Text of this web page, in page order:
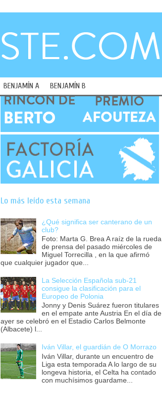
BENJAMÍN A BENJAMÍN B
Lo más leído esta semana
¿Qué significa ser canterano de un
club?
Foto: Marta G. Brea A raíz de la rueda
de prensa del pasado miércoles de
Miguel Torrecilla , en la que afirmó
que cualquier jugador que...
La Selección Española sub-21
consigue la clasificación para el
Europeo de Polonia
Jonny y Denis Suárez fueron titulares
en el empate ante Austria En el día de
ayer se celebró en el Estadio Carlos Belmonte
(Albacete) l...
Iván Villar, el guardián de O Morrazo
Iván Villar, durante un encuentro de
Liga esta temporada A lo largo de su
longeva historia, el Celta ha contado
con muchísimos guardame...